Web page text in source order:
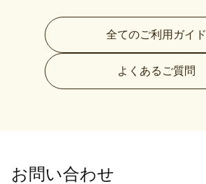
全てのご利用ガイド
よくあるご質問
お問い合わせ